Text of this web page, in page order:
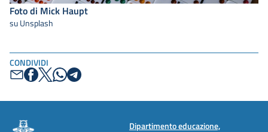
CONDIVIDI
Foto di Mick Haupt
su Unsplash
Dipartimento educazione,